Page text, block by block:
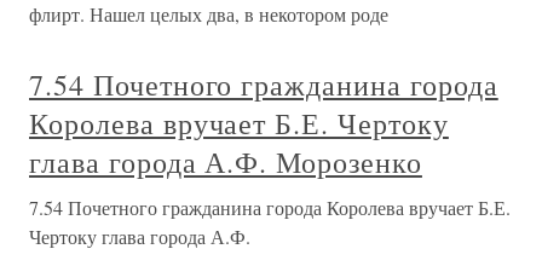
флирт. Нашел целых два, в некотором роде
7.54 Почетного гражданина города
Королева вручает Б.Е. Чертоку
глава города А.Ф. Морозенко
7.54 Почетного гражданина города Королева вручает Б.Е.
Чертоку глава города А.Ф.